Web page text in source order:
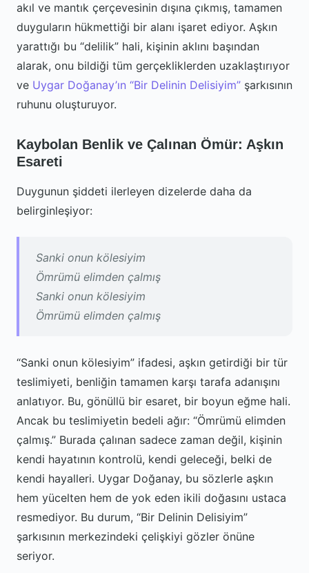
akıl ve mantık çerçevesinin dışına çıkmış, tamamen
duyguların hükmettiği bir alanı işaret ediyor. Aşkın
yarattığı bu “delilik” hali, kişinin aklını başından
alarak, onu bildiği tüm gerçekliklerden uzaklaştırıyor
ve Uygar Doğanay’ın “Bir Delinin Delisiyim” şarkısının
ruhunu oluşturuyor.
Kaybolan Benlik ve Çalınan Ömür: Aşkın
Esareti
Duygunun şiddeti ilerleyen dizelerde daha da
belirginleşiyor:
Sanki onun kölesiyim
Ömrümü elimden çalmış
Sanki onun kölesiyim
Ömrümü elimden çalmış
“Sanki onun kölesiyim” ifadesi, aşkın getirdiği bir tür
teslimiyeti, benliğin tamamen karşı tarafa adanışını
anlatıyor. Bu, gönüllü bir esaret, bir boyun eğme hali.
Ancak bu teslimiyetin bedeli ağır: “Ömrümü elimden
çalmış.” Burada çalınan sadece zaman değil, kişinin
kendi hayatının kontrolü, kendi geleceği, belki de
kendi hayalleri. Uygar Doğanay, bu sözlerle aşkın
hem yücelten hem de yok eden ikili doğasını ustaca
resmediyor. Bu durum, “Bir Delinin Delisiyim”
şarkısının merkezindeki çelişkiyi gözler önüne
seriyor.